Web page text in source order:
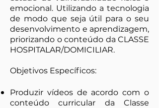
emocional. Utilizando a tecnologia
de modo que seja útil para o seu
desenvolvimento e aprendizagem,
priorizando o conteúdo da CLASSE
HOSPITALAR/DOMICILIAR.
Objetivos Específicos:
Produzir vídeos de acordo com o
conteúdo curricular da Classe